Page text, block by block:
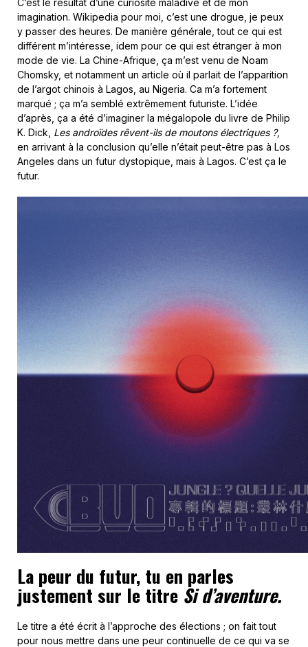
imagination. Wikipedia pour moi, c’est une drogue, je peux
y passer des heures. De manière générale, tout ce qui est
différent m’intéresse, idem pour ce qui est étranger à mon
mode de vie. La Chine-Afrique, ça m’est venu de Noam
Chomsky, et notamment un article où il parlait de l’apparition
de l’argot chinois à Lagos, au Nigeria. Ca m’a fortement
marqué ; ça m’a semblé extrêmement futuriste. L’idée
d’après, ça a été d’imaginer la mégalopole du livre de Philip
K. Dick, Les androïdes rêvent-ils de moutons électriques ?,
en arrivant à la conclusion qu’elle n’était peut-être pas à Los
Angeles dans un futur dystopique, mais à Lagos. C’est ça le
futur.
La peur du futur, tu en parles
justement sur le titre Si d’aventure.
Le titre a été écrit à l’approche des élections ; on fait tout
pour nous mettre dans une peur continuelle de ce qui va se